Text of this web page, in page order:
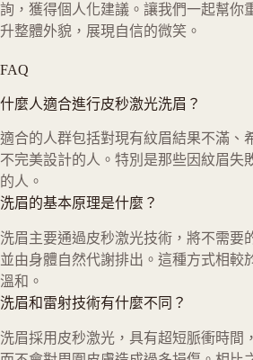
詢，獲得個人化建議。讓我們一起幫你
升整體外貌，展現自信的微笑。
FAQ
什麼人適合進行皮秒激光洗眉？
適合的人群包括對現有紋眉結果不滿、
不完美設計的人。特別是那些因紋眉失
的人。
洗眉的基本原理是什麼？
洗眉主要通過皮秒激光技術，將不需要
並由身體自然代謝排出。這種方式相較
溫和。
洗眉和雷射技術有什麼不同？
洗眉採用皮秒激光，具有超短脈衝時間